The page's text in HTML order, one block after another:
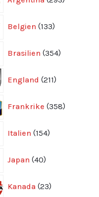
produkter
Belgien 133
produkter
Brasilien 354
produkter
England 211
produkter
Frankrike 358
produkter
Italien 154
produkter
Japan 40
produkter
Kanada 23
produkter